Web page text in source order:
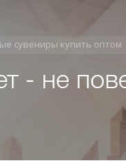
сувениры купить оптом
- не